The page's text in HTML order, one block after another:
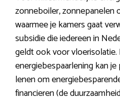
zonneboiler, zonnepanelen
waarmee je kamers gaat
subsidie die iedereen in
geldt ook voor
energiebespaarlening kan
lenen om
financieren (de